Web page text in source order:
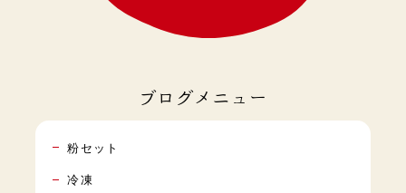
ブログメニュー
粉セット
冷凍